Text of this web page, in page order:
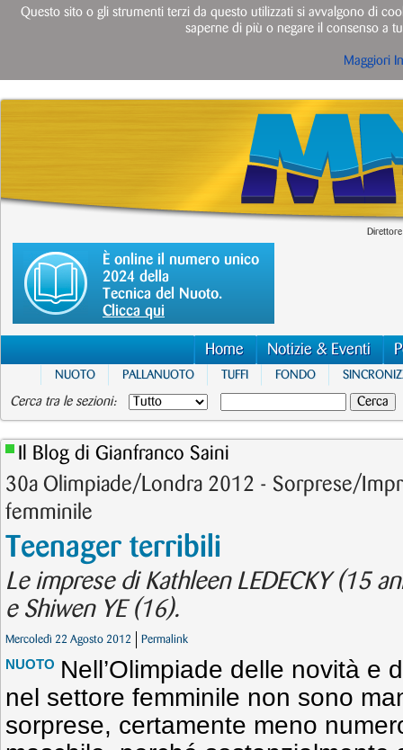
È online il numero unico
2024 della
Tecnica del Nuoto.
Clicca qui
Home Notizie & Eventi
NUOTO PALLANUOTO TUFFI FONDO
Cerca tra le sezioni:
Il Blog di Gianfranco Saini
30a Olimpiade/Londra 2012 - Sorprese/
femminile
Teenager terribili
Le imprese di Kathleen LEDECKY (15
e Shiwen YE (16).
Mercoledì 22 Agosto 2012 Permalink
NUOTO Nell’Olimpiade delle novità e
nel settore femminile non sono
sorprese, certamente meno
Questo sito o gli strumenti terzi da questo utilizzati si avvalgono di
saperne di più o negare il consenso a
Maggiori